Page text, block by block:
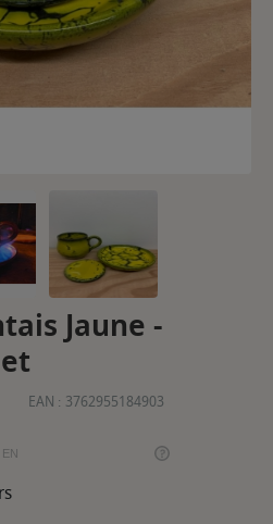
Jaune -
EAN : 3762955184903
EN